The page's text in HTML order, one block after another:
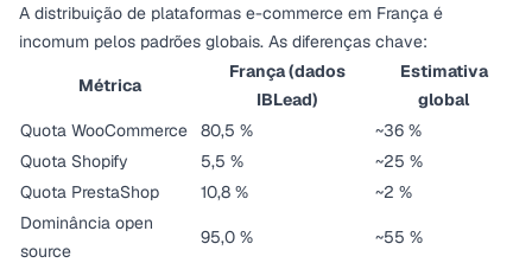
A distribuição de plataformas e-commerce em França é
incomum pelos padrões globais. As diferenças chave:
Métrica
França (dados
IBLead)
Estimativa
global
Quota WooCommerce
80,5 %
~36 %
Quota Shopify
5,5 %
~25 %
Quota PrestaShop
10,8 %
~2 %
Dominância open
source
95,0 % ~55 %